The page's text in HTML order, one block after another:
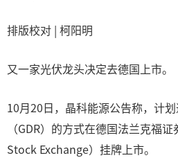
排版校对 | 柯阳明
又一家光伏龙头决定去德国上市。
10月20日，晶科能源公告称，计
（GDR）的方式在德国法兰克福
Stock Exchange）挂牌上市。